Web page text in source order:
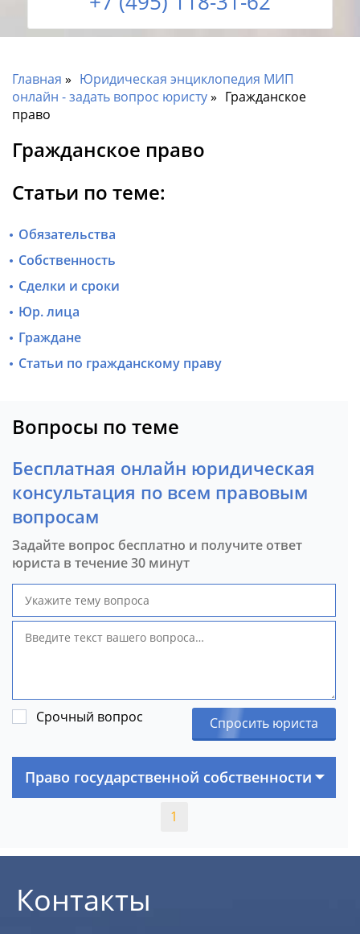
Главная
Юридическая энциклопедия МИП
онлайн - задать вопрос юристу
Гражданское
право
Гражданское право
Статьи по теме:
Обязательства
Собственность
Сделки и сроки
Юр. лица
Граждане
Статьи по гражданскому праву
Вопросы по теме
Бесплатная онлайн юридическая
консультация по всем правовым
вопросам
Задайте вопрос бесплатно и получите ответ
юриста в течение 30 минут
Срочный вопрос Спросить юриста
Право государственной собственности
1
Контакты